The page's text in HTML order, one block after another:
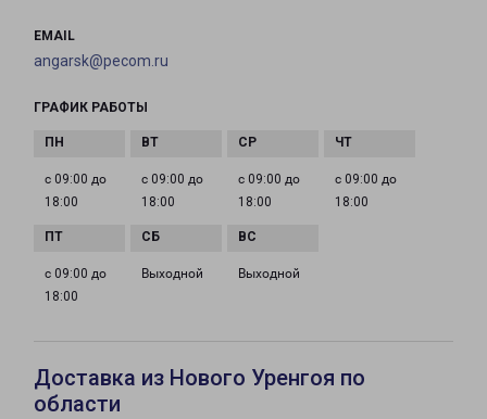
EMAIL
angarsk@pecom.ru
ГРАФИК РАБОТЫ
с 09:00 до
18:00
с 09:00 до
18:00
с 09:00 до
18:00
с 09:00 до
18:00
с 09:00 до
18:00
Выходной Выходной
Доставка из Нового Уренгоя по
области